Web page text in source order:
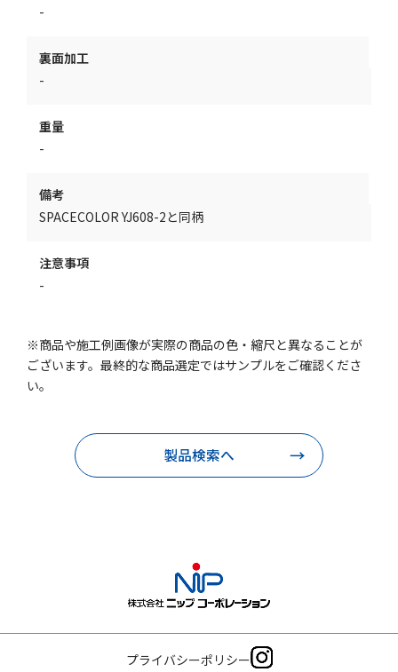
-
裏面加工
-
重量
-
備考
SPACECOLOR YJ608-2と同柄
注意事項
-
※商品や施工例画像が実際の商品の色・縮尺と異なることが
ございます。最終的な商品選定ではサンプルをご確認くださ
い。
製品検索へ
プライバシーポリシー